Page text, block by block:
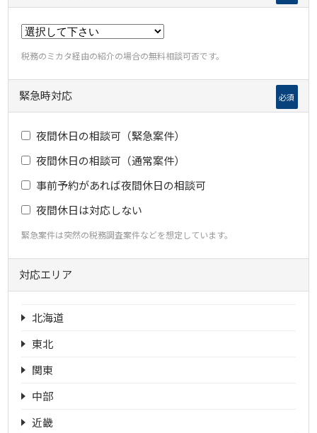
税務のミカタ経由の紹介の場合の無料相談可否です。
緊急時対応 必須
夜間休日の相談可（緊急案件）
夜間休日の相談可（通常案件）
事前予約があれば夜間休日の相談可
夜間休日は対応しない
緊急案件は突然の税務調査案件などを想定しています。
対応エリア
北海道
東北
関東
中部
近畿